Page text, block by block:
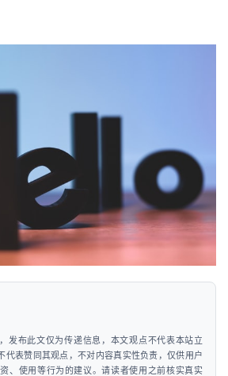
为识别、状态研判、活动轨迹追踪、
商